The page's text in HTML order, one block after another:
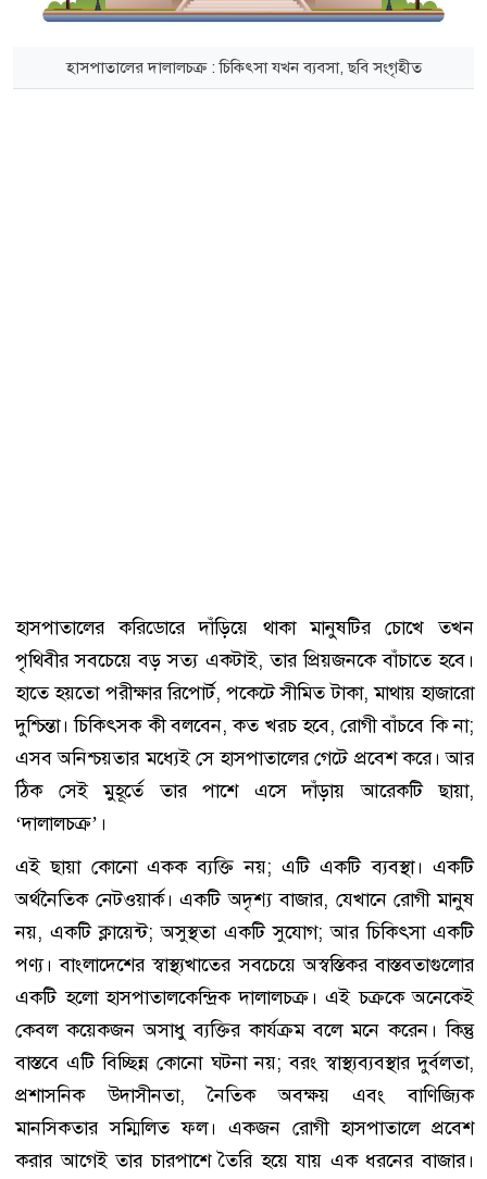
হাসপাতালের দালালচক্র : চিকিৎসা যখন ব্যবসা, ছবি সংগৃহীত
হাসপাতালের করিডোরে দাঁড়িয়ে থাকা মানুষটির চোখে তখন
পৃথিবীর সবচেয়ে বড় সত্য একটাই, তার প্রিয়জনকে বাঁচাতে হবে।
হাতে হয়তো পরীক্ষার রিপোর্ট, পকেটে সীমিত টাকা, মাথায় হাজারো
দুশ্চিন্তা। চিকিৎসক কী বলবেন, কত খরচ হবে, রোগী বাঁচবে কি না;
এসব অনিশ্চয়তার মধ্যেই সে হাসপাতালের গেটে প্রবেশ করে। আর
ঠিক সেই মুহূর্তে তার পাশে এসে দাঁড়ায় আরেকটি ছায়া,
‘দালালচক্র’।
এই ছায়া কোনো একক ব্যক্তি নয়; এটি একটি ব্যবস্থা। একটি
অর্থনৈতিক নেটওয়ার্ক। একটি অদৃশ্য বাজার, যেখানে রোগী মানুষ
নয়, একটি ক্লায়েন্ট; অসুস্থতা একটি সুযোগ; আর চিকিৎসা একটি
পণ্য। বাংলাদেশের স্বাস্থ্যখাতের সবচেয়ে অস্বস্তিকর বাস্তবতাগুলোর
একটি হলো হাসপাতালকেন্দ্রিক দালালচক্র। এই চক্রকে অনেকেই
কেবল কয়েকজন অসাধু ব্যক্তির কার্যক্রম বলে মনে করেন। কিন্তু
বাস্তবে এটি বিচ্ছিন্ন কোনো ঘটনা নয়; বরং স্বাস্থ্যব্যবস্থার দুর্বলতা,
প্রশাসনিক উদাসীনতা, নৈতিক অবক্ষয় এবং বাণিজ্যিক
মানসিকতার সম্মিলিত ফল। একজন রোগী হাসপাতালে প্রবেশ
করার আগেই তার চারপাশে তৈরি হয়ে যায় এক ধরনের বাজার।